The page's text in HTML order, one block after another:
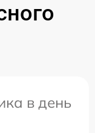
в день